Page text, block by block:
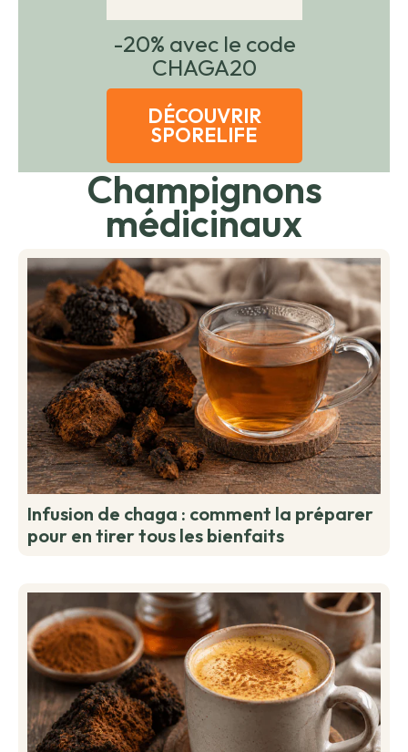
-20% avec le code
CHAGA20
DÉCOUVRIR
SPORELIFE
Champignons
médicinaux
Infusion de chaga : comment la préparer
pour en tirer tous les bienfaits